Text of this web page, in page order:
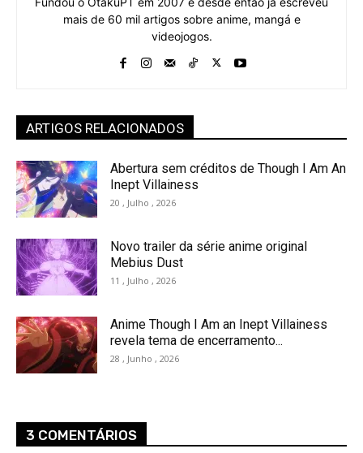
mais de 60 mil artigos sobre anime, mangá e
videojogos.
ARTIGOS RELACIONADOS
Abertura sem créditos de Though I Am An
Inept Villainess
20 , Julho , 2026
Novo trailer da série anime original
Mebius Dust
11 , Julho , 2026
Anime Though I Am an Inept Villainess
revela tema de encerramento...
28 , Junho , 2026
3 COMENTÁRIOS